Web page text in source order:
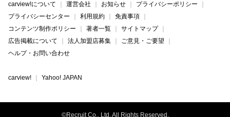
carview!について 運営会社 お知らせ
プライバシーポリシー
プライバシーセンター
利用規約
免責事項
コンテンツ制作ポリシー
著者一覧
サイトマップ
広告掲載について
法人加盟店募集
ご意見・ご要望
ヘルプ・お問い合わせ
carview! Yahoo! JAPAN
©Recruit Co., Ltd. All Rights Reserved.